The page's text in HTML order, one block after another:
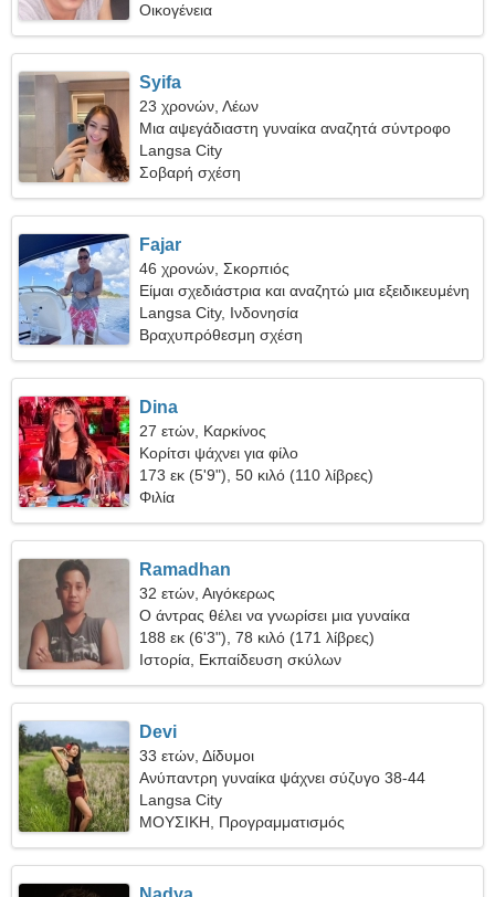
Οικογένεια
Syifa
23 χρονών, Λέων
Μια αψεγάδιαστη γυναίκα αναζητά σύντροφο
Langsa City
Σοβαρή σχέση
Fajar
46 χρονών, Σκορπιός
Είμαι σχεδιάστρια και αναζητώ μια εξειδικευμένη
γυναίκα
Langsa City, Ινδονησία
Βραχυπρόθεσμη σχέση
Dina
27 ετών, Καρκίνος
Κορίτσι ψάχνει για φίλο
173 εκ (5'9"), 50 κιλό (110 λίβρες)
Φιλία
Ramadhan
32 ετών, Αιγόκερως
Ο άντρας θέλει να γνωρίσει μια γυναίκα
188 εκ (6'3"), 78 κιλό (171 λίβρες)
Ιστορία, Εκπαίδευση σκύλων
Devi
33 ετών, Δίδυμοι
Ανύπαντρη γυναίκα ψάχνει σύζυγο 38-44
Langsa City
ΜΟΥΣΙΚΗ, Προγραμματισμός